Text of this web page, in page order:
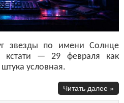
звезды по имени Солнце
кстати — 29 февраля как
условная.
Читать далее »